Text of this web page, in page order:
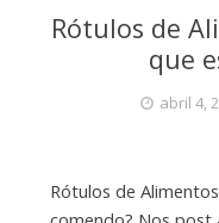
Rótulos de
que
abril 4,
Rótulos de